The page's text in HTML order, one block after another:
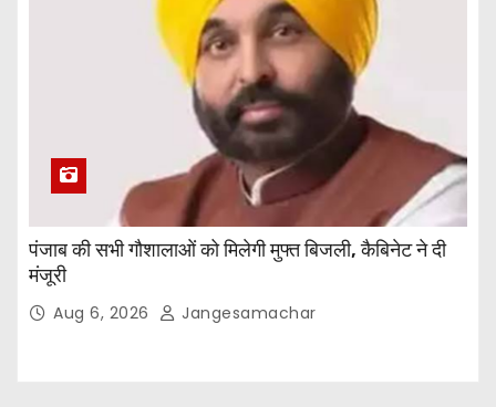
पंजाब की सभी गौशालाओं को मिलेगी मुफ्त बिजली, कैबिनेट ने दी
मंजूरी
Aug 6, 2026 Jangesamachar